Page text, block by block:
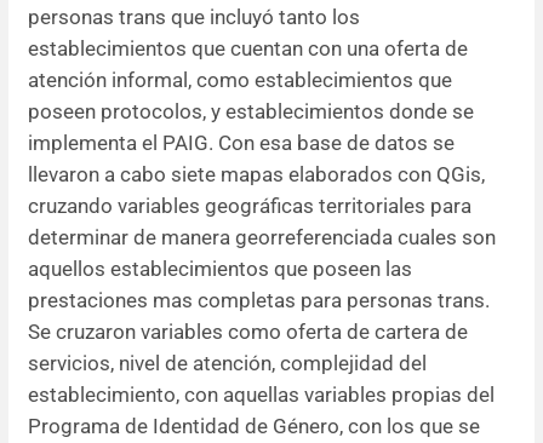
personas trans que incluyó tanto los
establecimientos que cuentan con una oferta de
atención informal, como establecimientos que
poseen protocolos, y establecimientos donde se
implementa el PAIG. Con esa base de datos se
llevaron a cabo siete mapas elaborados con QGis,
cruzando variables geográficas territoriales para
determinar de manera georreferenciada cuales son
aquellos establecimientos que poseen las
prestaciones mas completas para personas trans.
Se cruzaron variables como oferta de cartera de
servicios, nivel de atención, complejidad del
establecimiento, con aquellas variables propias del
Programa de Identidad de Género, con los que se